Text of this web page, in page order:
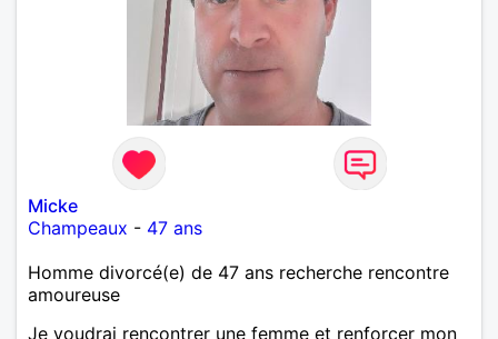
Micke
Champeaux - 47 ans
Homme divorcé(e) de 47 ans recherche rencontre
amoureuse
Je voudrai rencontrer une femme et renforcer mon